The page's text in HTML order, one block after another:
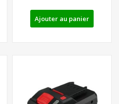
Ajouter au panier